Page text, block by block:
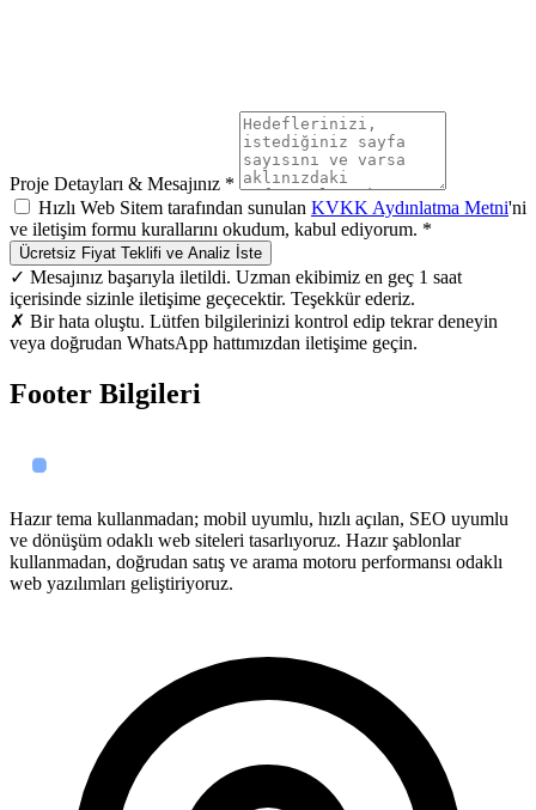
Proje Detayları & Mesajınız *
Hızlı Web Sitem tarafından sunulan KVKK Aydınlatma Metni'ni
ve iletişim formu kurallarını okudum, kabul ediyorum. *
Ücretsiz Fiyat Teklifi ve Analiz İste
✓ Mesajınız başarıyla iletildi. Uzman ekibimiz en geç 1 saat
içerisinde sizinle iletişime geçecektir. Teşekkür ederiz.
✗ Bir hata oluştu. Lütfen bilgilerinizi kontrol edip tekrar deneyin
veya doğrudan WhatsApp hattımızdan iletişime geçin.
Footer Bilgileri
Hazır tema kullanmadan; mobil uyumlu, hızlı açılan, SEO uyumlu
ve dönüşüm odaklı web siteleri tasarlıyoruz. Hazır şablonlar
kullanmadan, doğrudan satış ve arama motoru performansı odaklı
web yazılımları geliştiriyoruz.